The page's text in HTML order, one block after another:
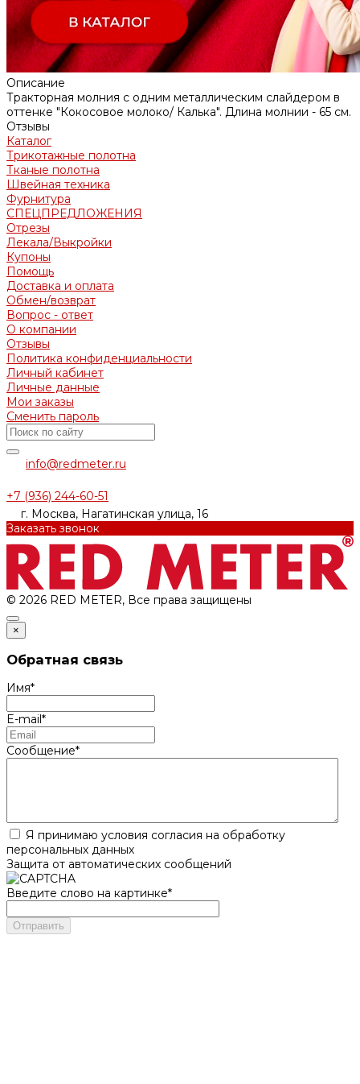
Описание
Тракторная молния с одним металлическим слайдером в
оттенке "Кокосовое молоко/ Калька". Длина молнии - 65 см.
Отзывы
Каталог
Трикотажные полотна
Тканые полотна
Швейная техника
Фурнитура
СПЕЦПРЕДЛОЖЕНИЯ
Отрезы
Лекала/Выкройки
Купоны
Помощь
Доставка и оплата
Обмен/возврат
Вопрос - ответ
О компании
Отзывы
Политика конфиденциальности
Личный кабинет
Личные данные
Мои заказы
Сменить пароль
info@redmeter.ru
+7 (936) 244-60-51
г. Москва, Нагатинская улица, 16
Заказать звонок
© 2026 RED METER, Все права защищены
×
Обратная связь
Имя*
E-mail*
Сообщение*
Я принимаю условия согласия на обработку
персональных данных
Защита от автоматических сообщений
Введите слово на картинке*